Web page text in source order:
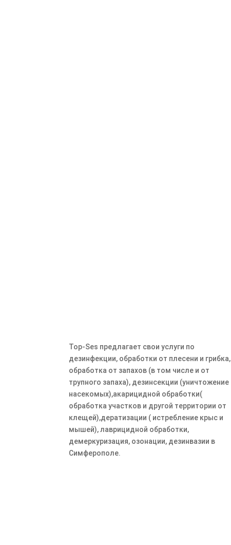
Top-Ses предлагает свои услуги по
дезинфекции, обработки от плесени и грибка,
обработка от запахов (в том числе и от
трупного запаха), дезинсекции (уничтожение
насекомых),акарицидной обработки(
обработка участков и другой территории от
клещей),дератизации ( истребление крыс и
мышей), лаврицидной обработки,
демеркуризация, озонации, дезинвазии в
Симферополе.